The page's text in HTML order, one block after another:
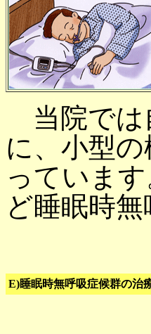
当院では
に、小型
っていま
ど睡眠時
E)睡眠時無呼吸症候群の治